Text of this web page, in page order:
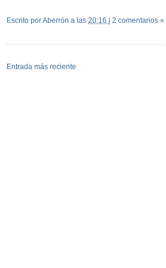
Escrito por Aberrón a las 20:16 | 2 comentarios »
Entrada más reciente